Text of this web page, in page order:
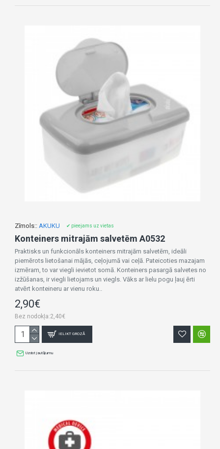
Zīmols:: AKUKU ✔ pieejams uz vietas
Konteiners mitrajām salvetēm A0532
Praktisks un funkcionāls konteiners mitrajām salvetēm, ideāli
piemērots lietošanai mājās, ceļojumā vai ceļā. Pateicoties mazajam
izmēram, to var viegli ievietot somā. Konteiners pasargā salvetes no
izžūšanas, ir viegli lietojams un viegls. Vāks ar lielu pogu ļauj ērti
atvērt konteineru ar vienu roku..
2,90€
Bez nodokļa:2,40€
IELIKT GROZĀ
Uzdot jautājumu